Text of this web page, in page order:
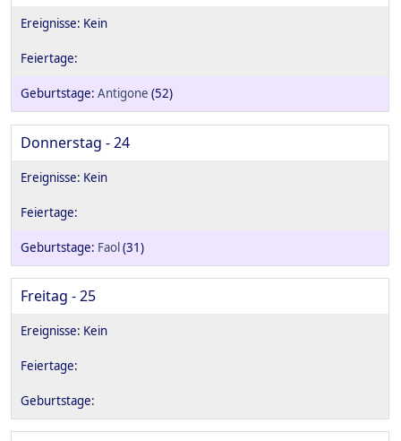
Antigone (52)
Donnerstag - 24
Faol(31)
Freitag - 25